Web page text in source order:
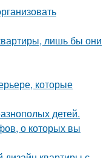
лишь бы они
которые
детей.
о которых вы